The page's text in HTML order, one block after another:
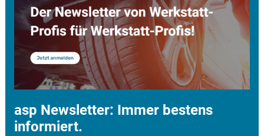
asp Newsletter: Immer bestens
informiert.